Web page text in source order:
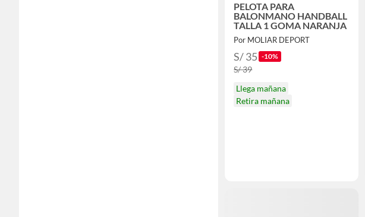
PELOTA PARA
BALONMANO HANDBALL
TALLA 1 GOMA NARANJA
Por MOLIAR DEPORT
S/ 35 -10%
S/ 39
Llega mañana
Retira mañana